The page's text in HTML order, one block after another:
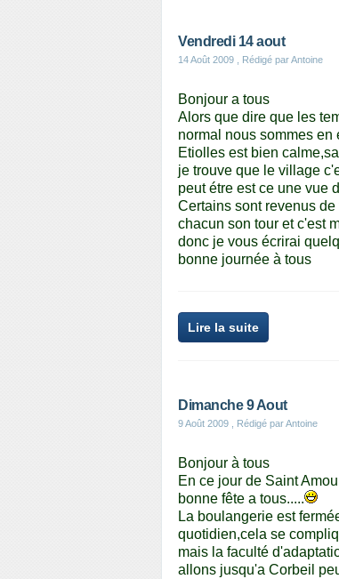
Vendredi 14 aout
14 Août 2009 , Rédigé par Antoine
Bonjour a tous
Alors que dire que les
normal nous sommes en
Etiolles est bien
je trouve que le village
peut étre est ce une vue
Certains sont revenus
chacun son tour et c'est
donc je vous écrirai
bonne journée à tous
Lire la suite
Dimanche 9 Aout
9 Août 2009 , Rédigé par Antoine
Bonjour à tous
En ce jour de Saint
bonne fête a tous.....
La boulangerie est
quotidien,cela se
mais la faculté
allons jusqu'a Corbeil